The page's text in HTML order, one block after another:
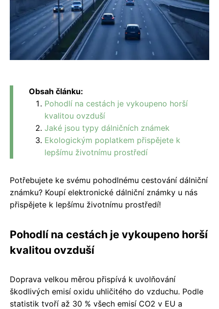
Obsah článku:
Pohodlí na cestách je vykoupeno horší
kvalitou ovzduší
Jaké jsou typy dálničních známek
Ekologickým poplatkem přispějete k
lepšímu životnímu prostředí
Potřebujete ke svému pohodlnému cestování dálniční
známku? Koupí elektronické dálniční známky u nás
přispějete k lepšímu životnímu prostředí!
Pohodlí na cestách je vykoupeno horší
kvalitou ovzduší
Doprava velkou měrou přispívá k uvolňování
škodlivých emisí oxidu uhličitého do vzduchu. Podle
statistik tvoří až 30 % všech emisí CO2 v EU a